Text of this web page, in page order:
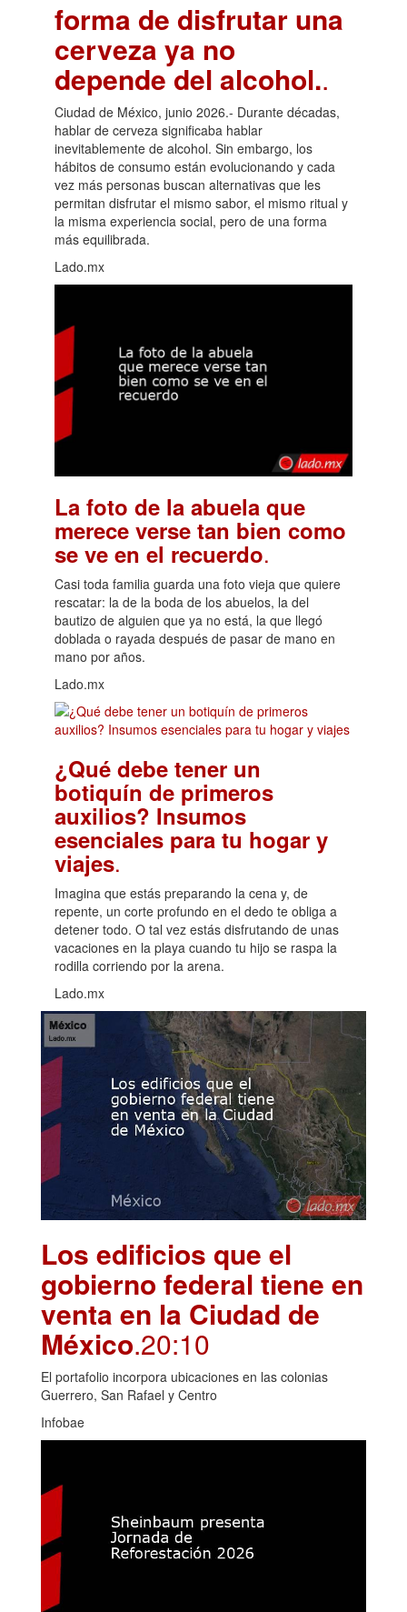
forma de disfrutar una
cerveza ya no
depende del alcohol..
Ciudad de México, junio 2026.- Durante décadas,
hablar de cerveza significaba hablar
inevitablemente de alcohol. Sin embargo, los
hábitos de consumo están evolucionando y cada
vez más personas buscan alternativas que les
permitan disfrutar el mismo sabor, el mismo ritual y
la misma experiencia social, pero de una forma
más equilibrada.
Lado.mx
La foto de la abuela que
merece verse tan bien como
se ve en el recuerdo.
Casi toda familia guarda una foto vieja que quiere
rescatar: la de la boda de los abuelos, la del
bautizo de alguien que ya no está, la que llegó
doblada o rayada después de pasar de mano en
mano por años.
Lado.mx
¿Qué debe tener un
botiquín de primeros
auxilios? Insumos
esenciales para tu hogar y
viajes.
Imagina que estás preparando la cena y, de
repente, un corte profundo en el dedo te obliga a
detener todo. O tal vez estás disfrutando de unas
vacaciones en la playa cuando tu hijo se raspa la
rodilla corriendo por la arena.
Lado.mx
Los edificios que el
gobierno federal tiene en
venta en la Ciudad de
México.20:10
El portafolio incorpora ubicaciones en las colonias
Guerrero, San Rafael y Centro
Infobae